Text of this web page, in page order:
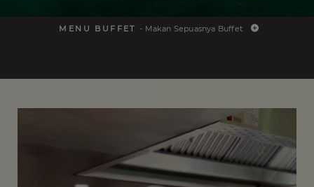
MENU BUFFET - Makan Sepuasnya Buffet